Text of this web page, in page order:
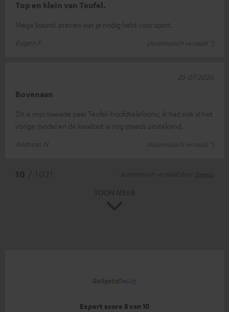
Top en klein van Teufel.
Mega Sound: precies wat je nodig hebt voor sport.
Eugen F.
(Automatisch vertaald *)
Bovenaan
Dit is mijn tweede paar Teufel-hoofdtelefoons; ik had ook al het
vorige model en de kwaliteit is nog steeds uitstekend.
Andreas N.
(Automatisch vertaald *)
23-07-2026
Expert score 8 van 10